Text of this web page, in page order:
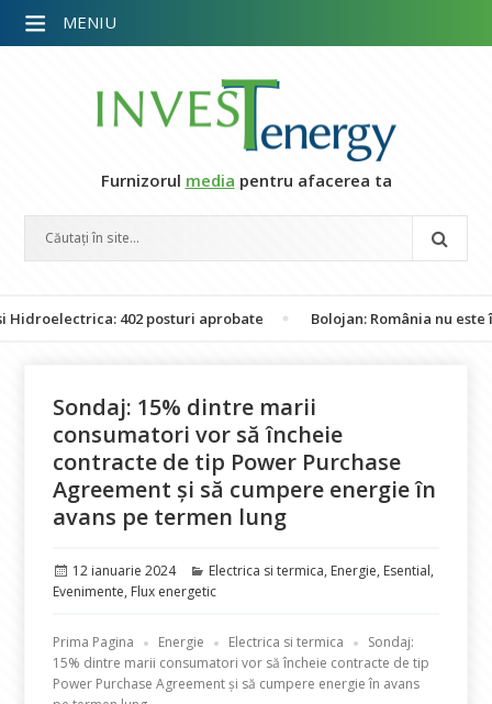
Furnizorul media pentru afacerea ta
402 posturi aprobate Bolojan: România nu este în
Sondaj: 15% dintre marii
consumatori vor să încheie
contracte de tip Power Purchase
Agreement și să cumpere energie în
avans pe termen lung
Publicat
pe
12 ianuarie 2024 Categorii
Electrica si termica, Energie, Esential,
Evenimente, Flux energetic
Prima Pagina Energie Electrica si termica
Sondaj:
15% dintre marii consumatori vor să încheie contracte de tip
Power Purchase Agreement și să cumpere energie în avans
MENIU